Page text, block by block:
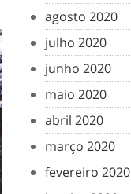
agosto 2020
julho 2020
junho 2020
maio 2020
abril 2020
março 2020
fevereiro 2020